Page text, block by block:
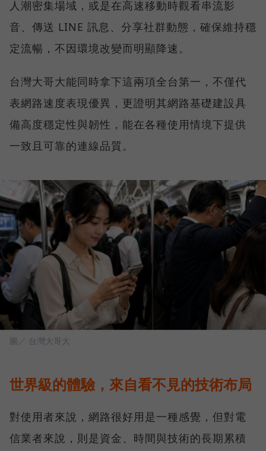
人潮密集場域，或是在高速移動時觀看串流影
音、傳送 LINE 訊息、分享社群動態，確保維持穩
定流暢，不因環境改變而明顯降速。
台灣大哥大能同時拿下這兩項全台第一，不僅代
表網路速度表現優異，更證明其網路基礎建設具
備高度穩定性與韌性，能在各種使用情境下提供
一致且可靠的連線品質。
圖／ 台灣大哥大
世界級的體驗，來自看不見的技術布局
對使用者來說，網路很好用是一種感覺，但對電
信業者來說，則是資金、時間與技術的長期累積